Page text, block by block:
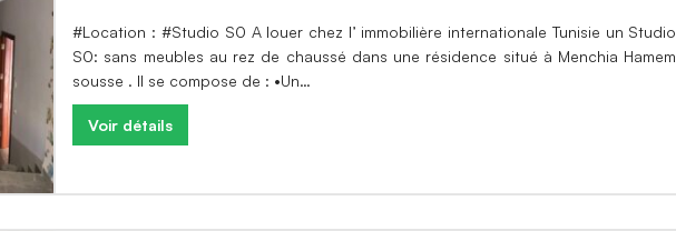
#Location : #Studio S0 A louer chez l’ immobilière internationale Tunisie un Studio
S0: sans meubles au rez de chaussé dans une résidence situé à Menchia Hamem
sousse . Il se compose de : •Un…
Voir détails